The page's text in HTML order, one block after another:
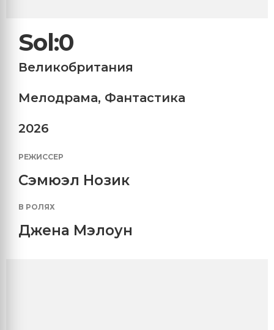
Sol:0
Великобритания
Мелодрама, Фантастика
2026
РЕЖИССЕР
Сэмюэл Нозик
В РОЛЯХ
Джена Мэлоун